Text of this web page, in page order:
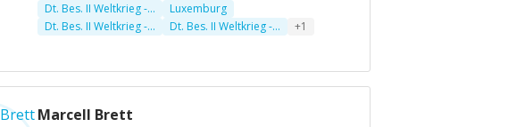
Dt. Bes. II Weltkrieg -...
Luxemburg
Dt. Bes. II Weltkrieg -...
Dt. Bes. II Weltkrieg -... +1
Marcell Brett